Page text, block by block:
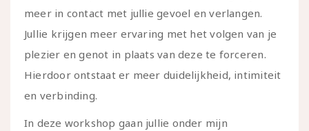
meer in contact met jullie gevoel en verlangen.
Jullie krijgen meer ervaring met het volgen van je
plezier en genot in plaats van deze te forceren.
Hierdoor ontstaat er meer duidelijkheid, intimiteit
en verbinding.
In deze workshop gaan jullie onder mijn